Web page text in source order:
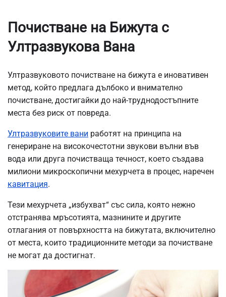
Почистване на Бижута с
Ултразвукова Вана
Ултразвуковото почистване на бижута е иновативен
метод, който предлага дълбоко и внимателно
почистване, достигайки до най-труднодостъпните
места без риск от повреда.
Ултразвуковите вани работят на принципа на
генериране на високочестотни звукови вълни във
вода или друга почистваща течност, което създава
милиони микроскопични мехурчета в процес, наречен
кавитация.
Тези мехурчета „избухват“ със сила, която нежно
отстранява мръсотията, мазнините и другите
отлагания от повърхността на бижутата, включително
от места, които традиционните методи за почистване
не могат да достигнат.